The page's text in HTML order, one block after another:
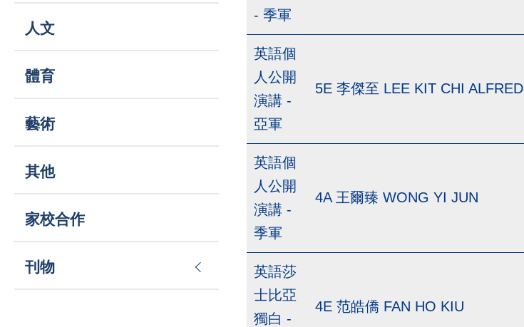
- 季軍
英語個
人公開
演講 -
亞軍
5E 李傑至 LEE KIT CHI ALFRED
英語個
人公開
演講 -
季軍
4A 王爾臻 WONG YI JUN
英語莎
士比亞
獨白 -
4E 范皓僑 FAN HO KIU
人文
體育
藝術
其他
家校合作
刊物